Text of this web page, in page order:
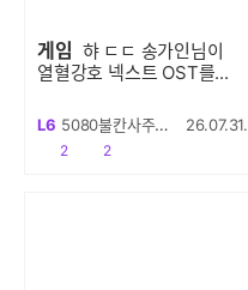
게임 햐 ㄷㄷ 송가인님이
열혈강호 넥스트 OST를...
L6 5080불칸사주새요 26.07.31.
공감
2 댓글수
2